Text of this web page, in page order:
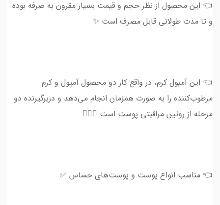
👈 این محصول از نظر حجم و قیمت بسیار مقرون به صرفه بوده
و تا مدت طولانی قابل مصرف است ✨
👈 این آمپول کرم، در واقع کار دو محصول آمپول و کرم
مرطوب‌کننده را به صورت همزمان انجام می‌دهد و دربرگیرنده دو
مرحله از روتین مراقبتی پوست است 💆🏻‍♀
👈 مناسب انواع پوست و پوست‌های حساس ✅